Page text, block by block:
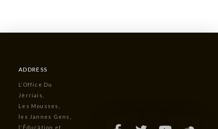
ADDRESS
L’Office Du
Jèrriais,
Les Mousses,
les Jannes Gens,
l'Êducâtion et